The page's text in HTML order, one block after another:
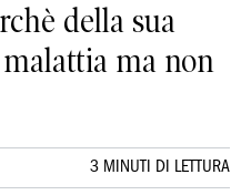
della sua
ma non
3 MINUTI DI LETTURA